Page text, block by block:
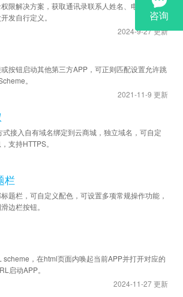
限解决方案，获取通讯录联系人姓名、电话、邮件
发自行定义。
2024-9-27 更新
按钮启动其他第三方APP，可正则匹配设置允许跳
。
2021-11-9 更新
接入自有域名绑定到云商城，独立域名，可自定
支持HTTPS。
栏
题栏，可自定义配色，可设置多项常规操作功能，
边栏按钮。
scheme，在html页面内唤起当前APP并打开对应的
启动APP。
2024-11-27 更新